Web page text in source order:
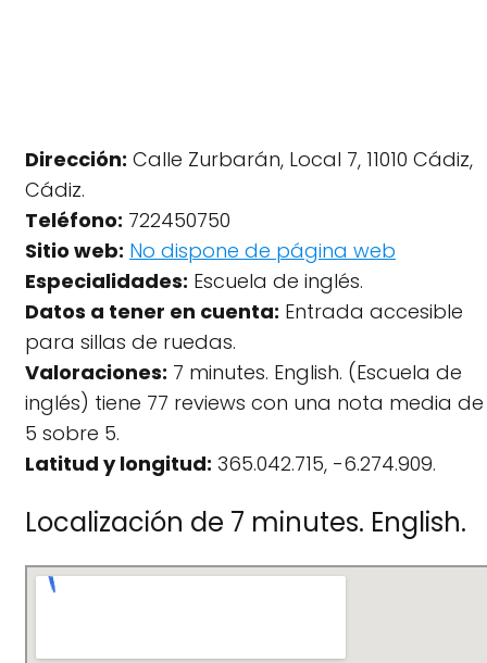
Dirección: Calle Zurbarán, Local 7, 11010 Cádiz,
Cádiz.
Teléfono: 722450750
Sitio web: No dispone de página web
Especialidades: Escuela de inglés.
Datos a tener en cuenta: Entrada accesible
para sillas de ruedas.
Valoraciones: 7 minutes. English. (Escuela de
inglés) tiene 77 reviews con una nota media de
5 sobre 5.
Latitud y longitud: 365.042.715, -6.274.909.
Localización de 7 minutes. English.